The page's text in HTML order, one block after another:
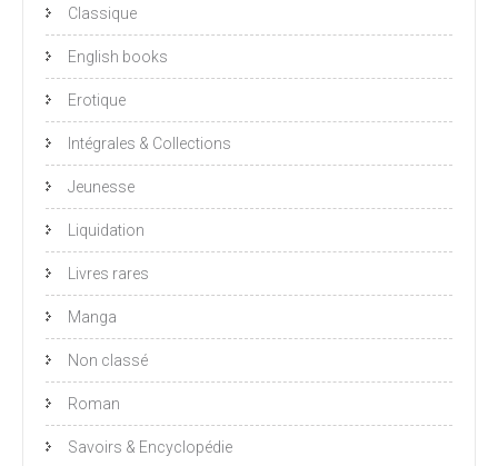
Classique
English books
Erotique
Intégrales & Collections
Jeunesse
Liquidation
Livres rares
Manga
Non classé
Roman
Savoirs & Encyclopédie